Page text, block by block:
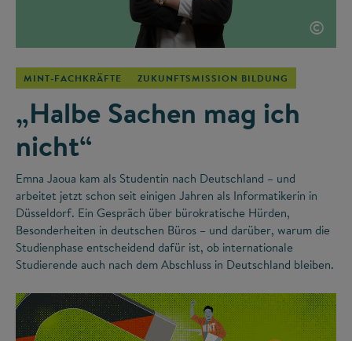
©
MINT-FACHKRÄFTE ZUKUNFTSMISSION BILDUNG
„Halbe Sachen mag ich
nicht“
Emna Jaoua kam als Studentin nach Deutschland – und
arbeitet jetzt schon seit einigen Jahren als Informatikerin in
Düsseldorf. Ein Gespräch über bürokratische Hürden,
Besonderheiten in deutschen Büros – und darüber, warum die
Studienphase entscheidend dafür ist, ob internationale
Studierende auch nach dem Abschluss in Deutschland bleiben.